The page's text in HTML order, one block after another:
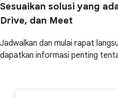
Sesuaikan solusi yang
Drive, dan Meet
Jadwalkan dan mulai rapat
dapatkan informasi penting